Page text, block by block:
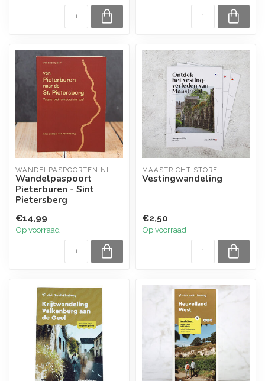
WANDELPASPOORTEN.NL
Wandelpaspoort
Pieterburen - Sint
Pietersberg
€14,99
Op voorraad
MAASTRICHT STORE
Vestingwandeling
€2,50
Op voorraad